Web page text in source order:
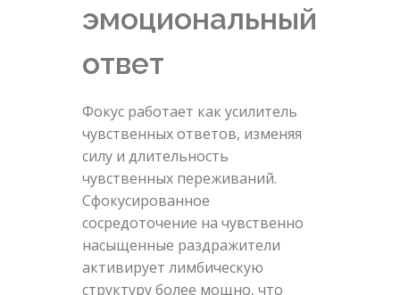
эмоциональный
ответ
Фокус работает как усилитель
чувственных ответов, изменяя
силу и длительность
чувственных переживаний.
Сфокусированное
сосредоточение на чувственно
насыщенные раздражители
активирует лимбическую
структуру более мощно, что